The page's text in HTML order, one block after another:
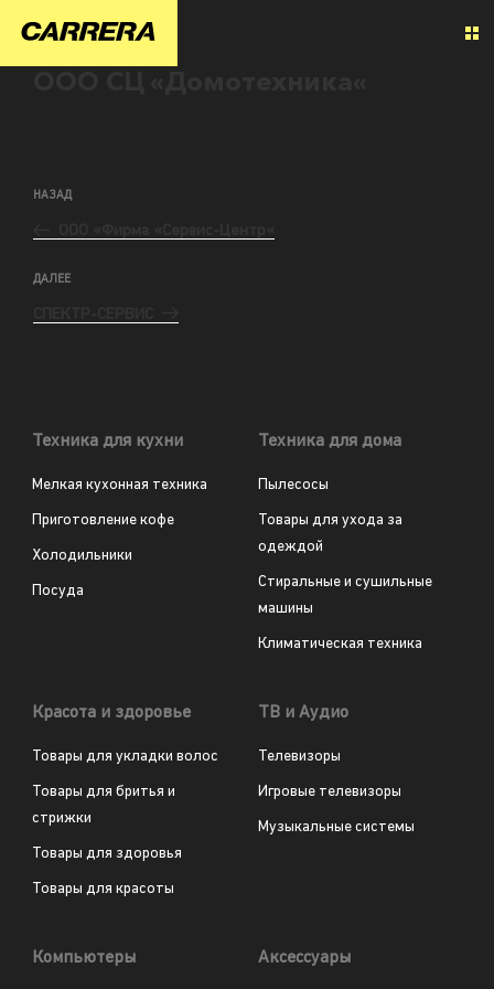
НАЗАД
ДАЛЕЕ
Техника для кухни
Мелкая кухонная техника
Приготовление кофе
Холодильники
Посуда
Техника для дома
Пылесосы
Товары для ухода за
одеждой
Стиральные и сушильные
машины
Климатическая техника
Красота и здоровье
Товары для укладки волос
Товары для бритья и
стрижки
Товары для здоровья
Товары для красоты
ТВ и Аудио
Телевизоры
Игровые телевизоры
Музыкальные системы
Компьютеры Аксессуары